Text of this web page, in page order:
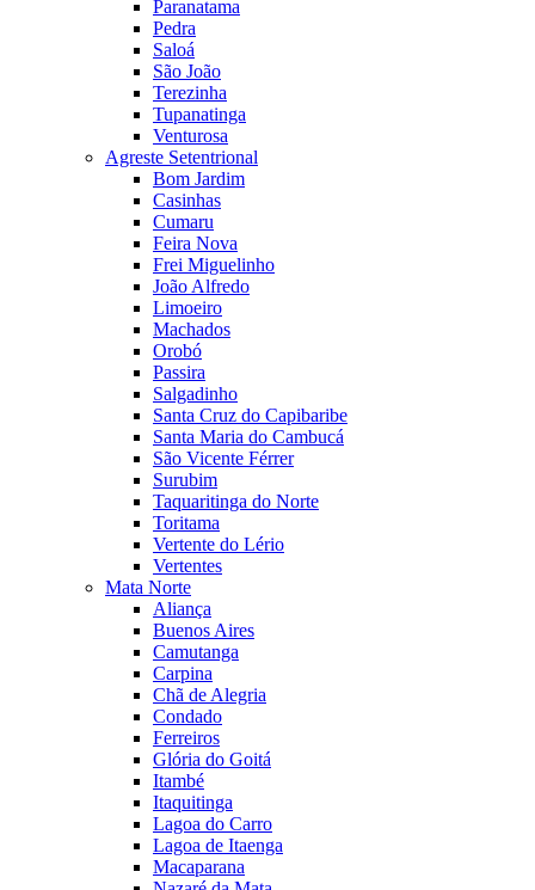
Paranatama
Pedra
Saloá
São João
Terezinha
Tupanatinga
Venturosa
Agreste Setentrional
Bom Jardim
Casinhas
Cumaru
Feira Nova
Frei Miguelinho
João Alfredo
Limoeiro
Machados
Orobó
Passira
Salgadinho
Santa Cruz do Capibaribe
Santa Maria do Cambucá
São Vicente Férrer
Surubim
Taquaritinga do Norte
Toritama
Vertente do Lério
Vertentes
Mata Norte
Aliança
Buenos Aires
Camutanga
Carpina
Chã de Alegria
Condado
Ferreiros
Glória do Goitá
Itambé
Itaquitinga
Lagoa do Carro
Lagoa de Itaenga
Macaparana